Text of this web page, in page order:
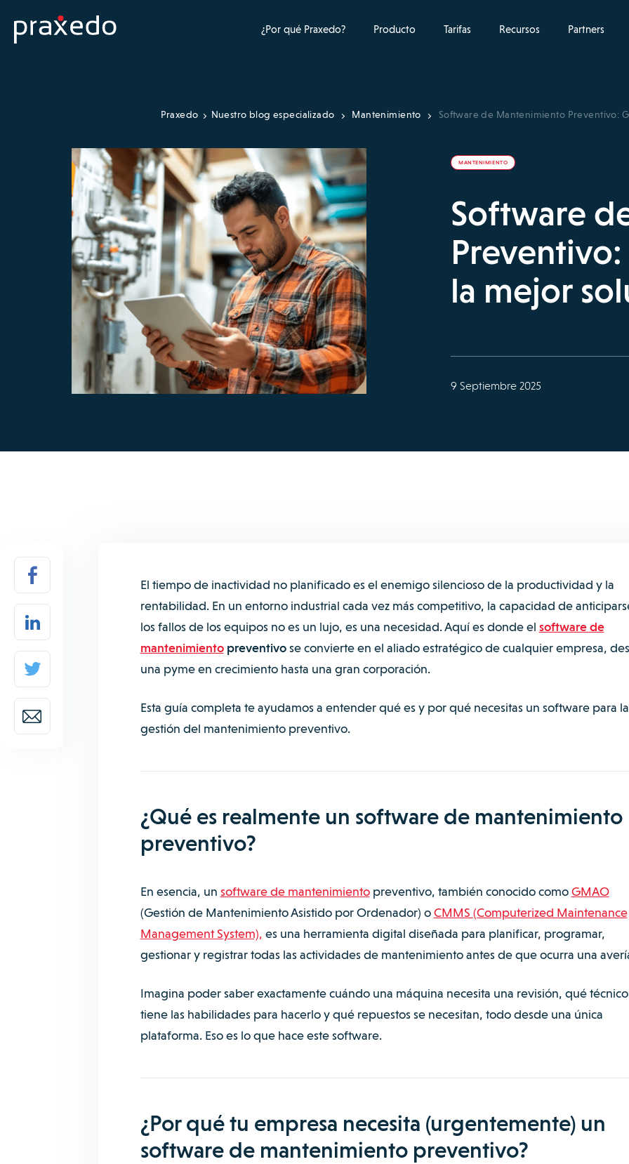
¿Por qué Praxedo? Producto Tarifas Recursos Partners
Praxedo Nuestro blog especializado Mantenimiento Software de Mantenimiento Preventivo:
MANTENIMIENTO
Software
la mejor
9 Septiembre 2025
El tiempo de inactividad no planificado es el enemigo silencioso de la productividad y la
rentabilidad. En un entorno industrial cada vez más competitivo, la capacidad de
los fallos de los equipos no es un lujo, es una necesidad. Aquí es donde el software de
mantenimientopreventivose convierte en el aliado estratégico de cualquier empresa,
una pyme en crecimiento hasta una gran corporación.
Esta guía completa te ayudamos a entender qué es y por qué necesitas un software para la
gestión del mantenimiento preventivo.
¿Qué es realmente un software de mantenimiento
preventivo?
En esencia, un software de mantenimientopreventivo, también conocido comoGMAO
(Gestión de Mantenimiento Asistido por Ordenador) oCMMS (Computerized Maintenance
Management System), es una herramienta digital diseñada para planificar, programar,
gestionar y registrar todas las actividades de mantenimiento antes de que ocurra una
Imagina poder saber exactamente cuándo una máquina necesita una revisión, qué técnico
tiene las habilidades para hacerlo y qué repuestos se necesitan, todo desde una única
plataforma. Eso es lo que hace este software.
¿Por qué tu empresa necesita (urgentemente) un
software de mantenimiento preventivo?